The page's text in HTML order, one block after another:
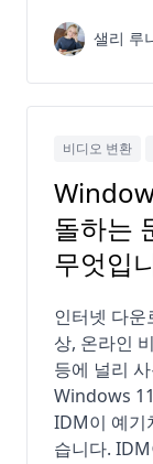
샐리 루
비디오 변환
돌하는
무엇입
인터넷 다
상, 온라인
등에 널리
Windows
IDM이 예기
습니다.